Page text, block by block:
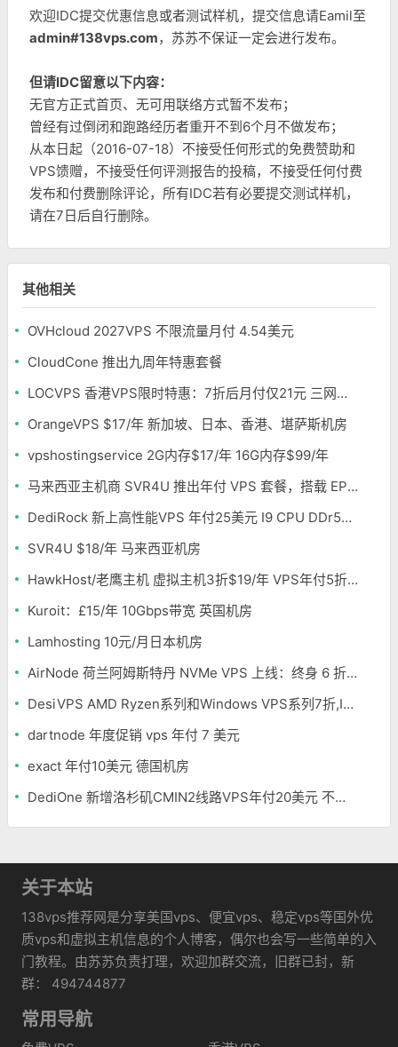
欢迎IDC提交优惠信息或者测试样机，提交信息请Eamil至
admin#138vps.com，苏苏不保证一定会进行发布。
但请IDC留意以下内容：
无官方正式首页、无可用联络方式暂不发布；
曾经有过倒闭和跑路经历者重开不到6个月不做发布；
从本日起（2016-07-18）不接受任何形式的免费赞助和
VPS馈赠，不接受任何评测报告的投稿，不接受任何付费
发布和付费删除评论，所有IDC若有必要提交测试样机，
请在7日后自行删除。
其他相关
OVHcloud 2027VPS 不限流量月付 4.54美元
CloudCone 推出九周年特惠套餐
LOCVPS 香港VPS限时特惠：7折后月付仅21元 三网优化BGP线路 可选原生IP
OrangeVPS $17/年 新加坡、日本、香港、堪萨斯机房
vpshostingservice 2G内存$17/年 16G内存$99/年
马来西亚主机商 SVR4U 推出年付 VPS 套餐，搭载 EPYC/至强铂金，支持支付宝
DediRock 新上高性能VPS 年付25美元 I9 CPU DDr5内存 纽约机房
SVR4U $18/年 马来西亚机房
HawkHost/老鹰主机 虚拟主机3折$19/年 VPS年付5折$25/年
Kuroit：£15/年 10Gbps带宽 英国机房
Lamhosting 10元/月日本机房
AirNode 荷兰阿姆斯特丹 NVMe VPS 上线：终身 6 折，€1.99/月起，2.5Tbit/s DDoS 防护
DesiVPS AMD Ryzen系列和Windows VPS系列7折,Intel系列年付11.6美元
dartnode 年度促销 vps 年付 7 美元
exact 年付10美元 德国机房
DediOne 新增洛杉矶CMIN2线路VPS年付20美元 不限流量
关于本站
138vps推荐网是分享美国vps、便宜vps、稳定vps等国外优
质vps和虚拟主机信息的个人博客，偶尔也会写一些简单的入
门教程。由苏苏负责打理，欢迎加群交流，旧群已封，新
群： 494744877
常用导航